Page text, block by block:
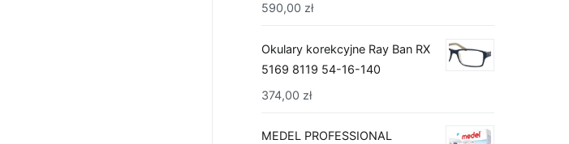
590,00 zł
Okulary korekcyjne Ray Ban RX
5169 8119 54-16-140
374,00 zł
MEDEL PROFESSIONAL